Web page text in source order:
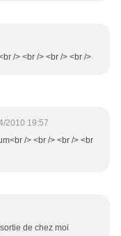
/> <br /> <br /> <br />
2010 19:57
/> <br /> <br /> <br
de chez moi